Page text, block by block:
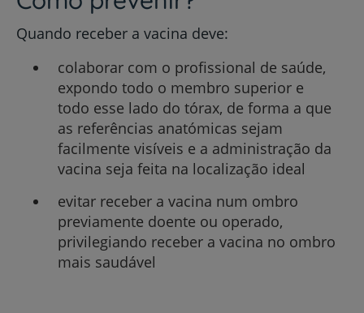
Quando receber a vacina deve:
colaborar com o profissional de saúde,
expondo todo o membro superior e
todo esse lado do tórax, de forma a que
as referências anatómicas sejam
facilmente visíveis e a administração da
vacina seja feita na localização ideal
evitar receber a vacina num ombro
previamente doente ou operado,
privilegiando receber a vacina no ombro
mais saudável